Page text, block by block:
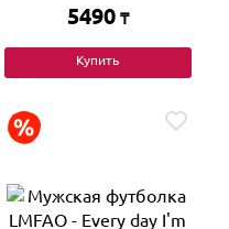
5490 ₸
Купить